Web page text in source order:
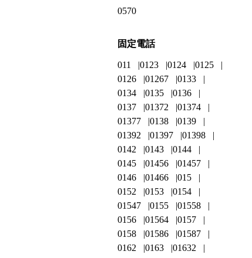
0570
固定電話
011 0123 0124
0125
0126
01267
0133
0134
0135
0136
0137
01372
01374
01377
0138
0139
01392
01397
01398
0142
0143
0144
0145
01456
01457
0146
01466
015
0152
0153
0154
01547
0155
01558
0156
01564
0157
0158
01586
01587
0162
0163
01632